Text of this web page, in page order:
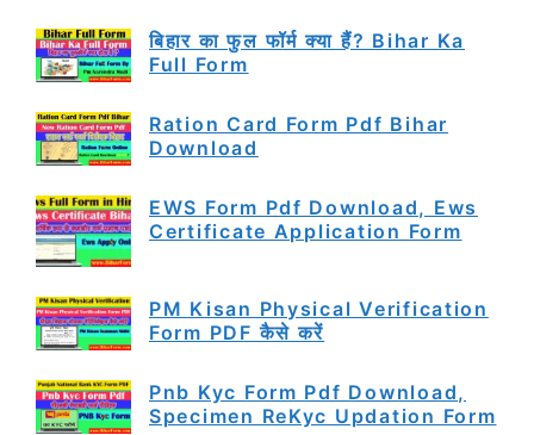
बिहार का फुल फॉर्म क्या हैं? Bihar Ka
Full Form
Ration Card Form Pdf Bihar
Download
EWS Form Pdf Download, Ews
Certificate Application Form
PM Kisan Physical Verification
Form PDF कैसे करें
Pnb Kyc Form Pdf Download,
Specimen ReKyc Updation Form